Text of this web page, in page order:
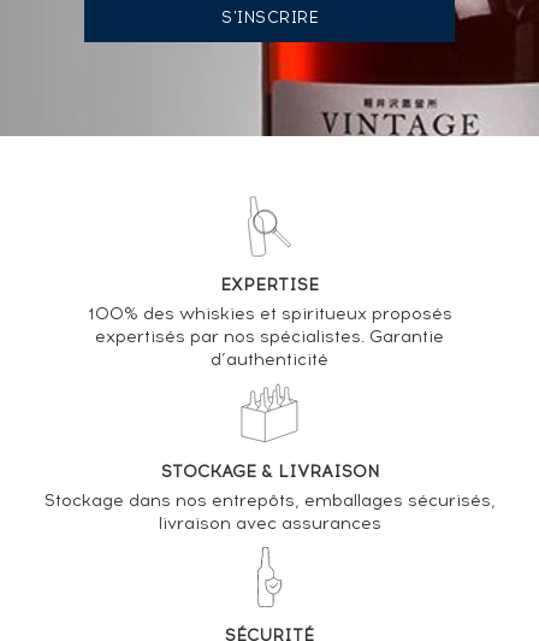
1 888€
VENDEZ-LE !
Analyse & Performance du spiritueux
La Favorite 1983 Of. La Flibuste Cuvée Spéciale
VARIATION DE LA COTE
EXPERTISE
100% des whiskies et spiritueux proposés
expertisés par nos spécialistes. Garantie
d’authenticité
STOCKAGE & LIVRAISON
Stockage dans nos entrepôts, emballages sécurisés,
livraison avec assurances
SÉCURITÉ